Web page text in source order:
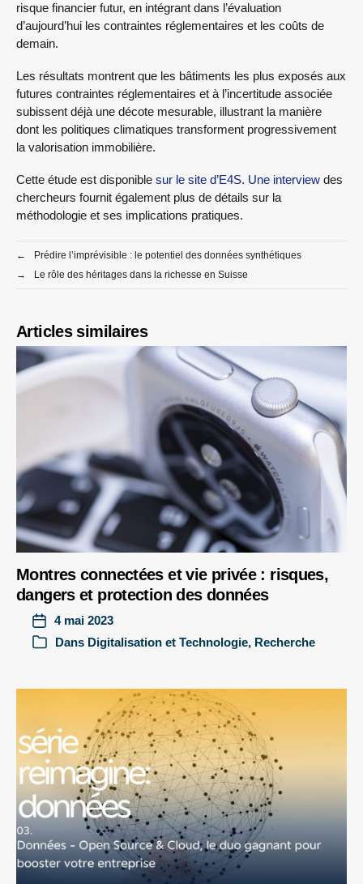
risque financier futur, en intégrant dans l’évaluation
d’aujourd’hui les contraintes réglementaires et les coûts de
demain.
Les résultats montrent que les bâtiments les plus exposés aux
futures contraintes réglementaires et à l’incertitude associée
subissent déjà une décote mesurable, illustrant la manière
dont les politiques climatiques transforment progressivement
la valorisation immobilière.
Cette étude est disponible sur le site d’E4S. Une interview des
chercheurs fournit également plus de détails sur la
méthodologie et ses implications pratiques.
←
Prédire l’imprévisible : le potentiel des données synthétiques
→
Le rôle des héritages dans la richesse en Suisse
Articles similaires
Montres connectées et vie privée : risques,
dangers et protection des données
4 mai 2023
Dans Digitalisation et Technologie, Recherche